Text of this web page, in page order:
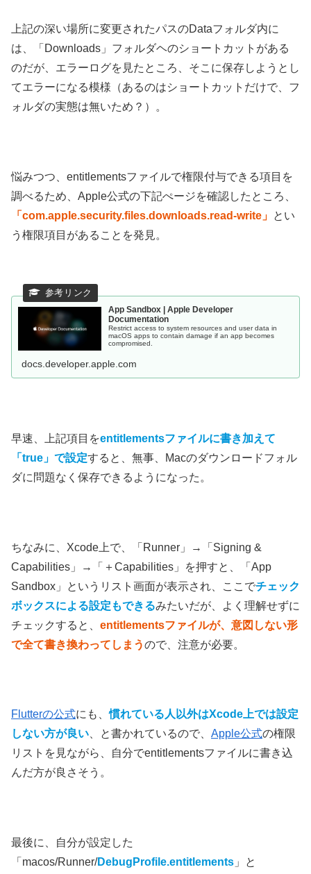
上記の深い場所に変更されたパスのDataフォルダ内に
は、「Downloads」フォルダヘのショートカットがある
のだが、エラーログを見たところ、そこに保存しようとし
てエラーになる模様（あるのはショートカットだけで、フ
ォルダの実態は無いため？）。
悩みつつ、entitlementsファイルで権限付与できる項目を
調べるため、Apple公式の下記ぺージを確認したところ、
「com.apple.security.files.downloads.read-write」 とい
う権限項目があることを発見。
App Sandbox | Apple Developer
Documentation
Restrict access to system resources and user data in
macOS apps to contain damage if an app becomes
compromised.
docs.developer.apple.com
早速、上記項目をentitlementsファイルに書き加えて
「true」で設定すると、無事、Macのダウンロードフォル
ダに問題なく保存できるようになった。
ちなみに、Xcode上で、「Runner」→「Signing &
Capabilities」→「＋Capabilities」を押すと、「App
Sandbox」というリスト画面が表示され、ここでチェック
ボックスによる設定もできるみたいだが、よく理解せずに
チェックすると、 entitlementsファイルが、意図しない形
で全て書き換わってしまうので、注意が必要。
Flutterの公式にも、慣れている人以外はXcode上では設定
しない方が良い 、と書かれているので、 Apple公式の権限
リストを見ながら、自分でentitlementsファイルに書き込
んだ方が良さそう。
最後に、自分が設定した
「macos/Runner/DebugProfile.entitlements 」と